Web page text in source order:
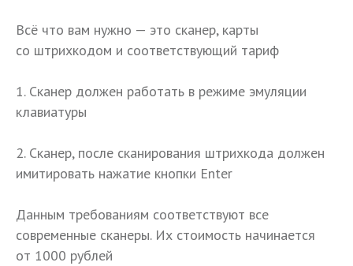
Всё что вам нужно — это сканер, карты
со штрихкодом и соответствующий тариф
1. Сканер должен работать в режиме эмуляции
клавиатуры
2. Сканер, после сканирования штрихкода должен
имитировать нажатие кнопки Enter
Данным требованиям соответствуют все
современные сканеры. Их стоимость начинается
от 1000 рублей